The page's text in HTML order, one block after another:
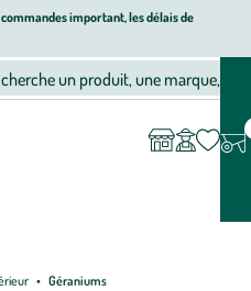
commandes important, les délais de
un produit, une marque, un
compte
Géraniums